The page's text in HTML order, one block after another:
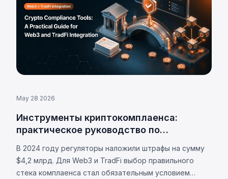
May 28 2026
Инструменты криптокомплаенса:
практическое руководство по
В 2024 году регуляторы наложили штрафы на сумму
$4,2 млрд. Для Web3 и TradFi выбор правильного
стека комплаенса стал обязательным условием